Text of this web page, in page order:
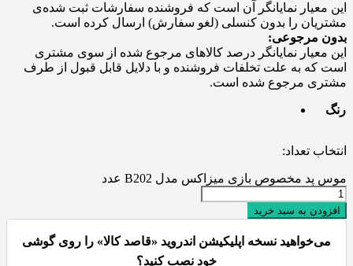
این معیار نمایانگر آن است که فروشنده سفارشات ثبت شده‌ی
مشتریان را بدون کنسلی (لغو سفارش) ارسال کرده است.
بدون مرجوعی:
این معیار نمایانگر درصد کالاهای مرجوع شده از سوی مشتری
است که به علت تخلفات فروشنده و با دلایل قابل قبول از طرف
مشتری مرجوع شده است.
رنگ
انتخاب تعداد:
موس پد مخصوص بازی میزاکس مدل B202 عدد
افزودن به سبد خرید
می‌خواهید نسخه اپلیکیشن اندروید «قاصد کالا» را روی گوشی
خود نصب کنید؟